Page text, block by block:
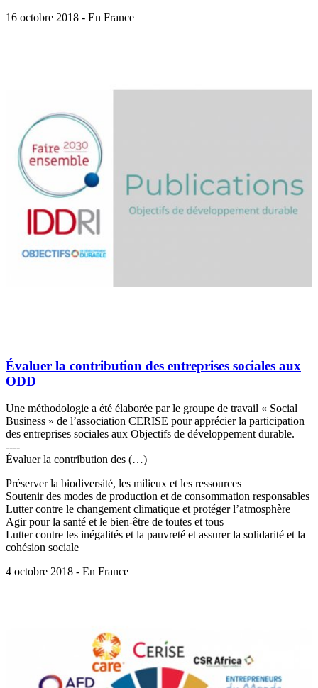
16 octobre 2018 - En France
Évaluer la contribution des entreprises sociales aux
ODD
Une méthodologie a été élaborée par le groupe de travail « Social
Business » de l’association CERISE pour apprécier la participation
des entreprises sociales aux Objectifs de développement durable.
----
Évaluer la contribution des (…)
Préserver la biodiversité, les milieux et les ressources
Soutenir des modes de production et de consommation responsables
Lutter contre le changement climatique et protéger l’atmosphère
Agir pour la santé et le bien-être de toutes et tous
Lutter contre les inégalités et la pauvreté et assurer la solidarité et la
cohésion sociale
4 octobre 2018 - En France